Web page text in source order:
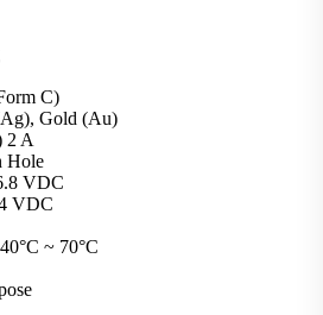
C)
Gold (Au)
2 A
Hole
VDC
VDC
~ 70°C